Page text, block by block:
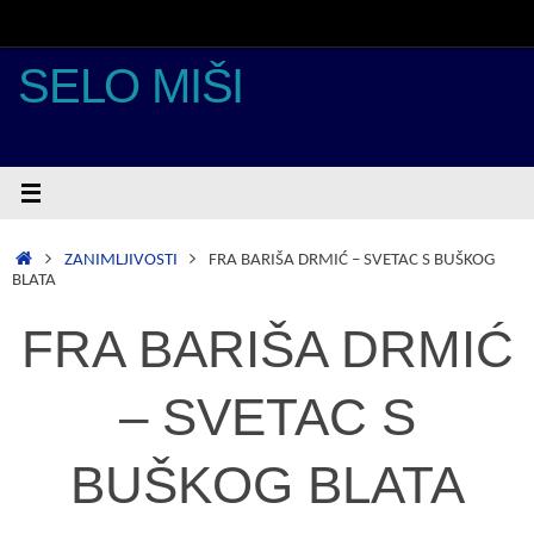
sadržaja
SELO MIŠI
POČETNA
ZANIMLJIVOSTI
FRA BARIŠA DRMIĆ – SVETAC S BUŠKOG
BLATA
FRA BARIŠA DRMIĆ
– SVETAC S
BUŠKOG BLATA